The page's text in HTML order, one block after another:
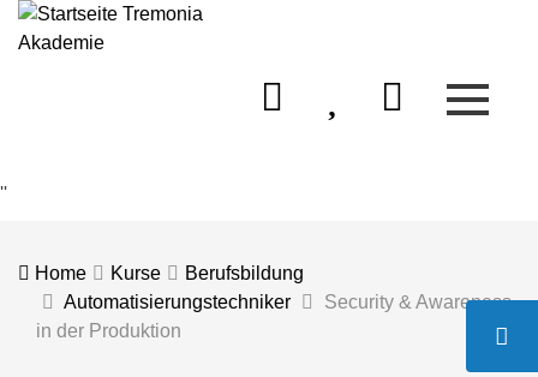
''
Menü
Home Kurse
Berufsbildung
Automatisierungstechniker
Security & Awareness
in der Produktion